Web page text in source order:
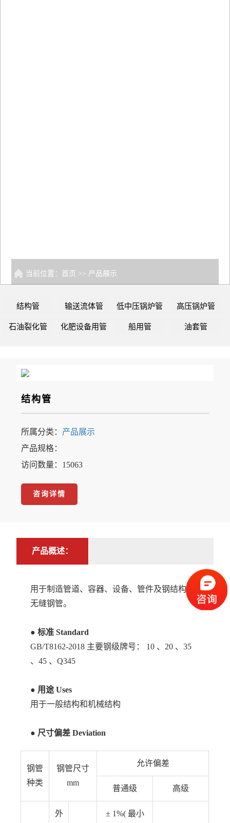
当前位置： 首页 >> 产品展示
结构管 输送流体管 低中压锅炉管 高压锅炉管
石油裂化管 化肥设备用管 船用管 油套管
结构管
所属分类： 产品展示
产品规格：
访问数量：15063
咨询详情
产品概述：
用于制造管道、容器、设备、管件及钢结构用
无缝钢管。
● 标准 Standard
GB/T8162-2018 主要钢级牌号： 10 、20 、35
、45 、Q345
● 用途 Uses
用于一般结构和机械结构
● 尺寸偏差 Deviation
钢管
种类
钢管尺寸
mm
允许偏差
普通级 高级
外
± 1%( 最小